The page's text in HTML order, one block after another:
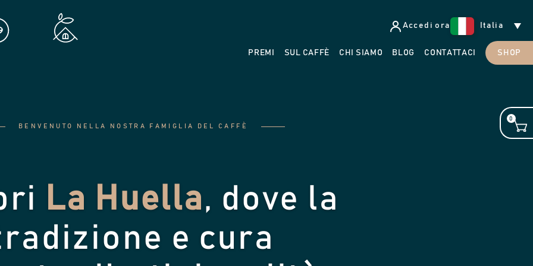
Accedi ora Italia
PREMI SUL CAFFÈ CHI SIAMO BLOG CONTATTACI SHOP
0
BENVENUTO NELLA NOSTRA FAMIGLIA DEL CAFFÈ
La Huella, dove la
e cura